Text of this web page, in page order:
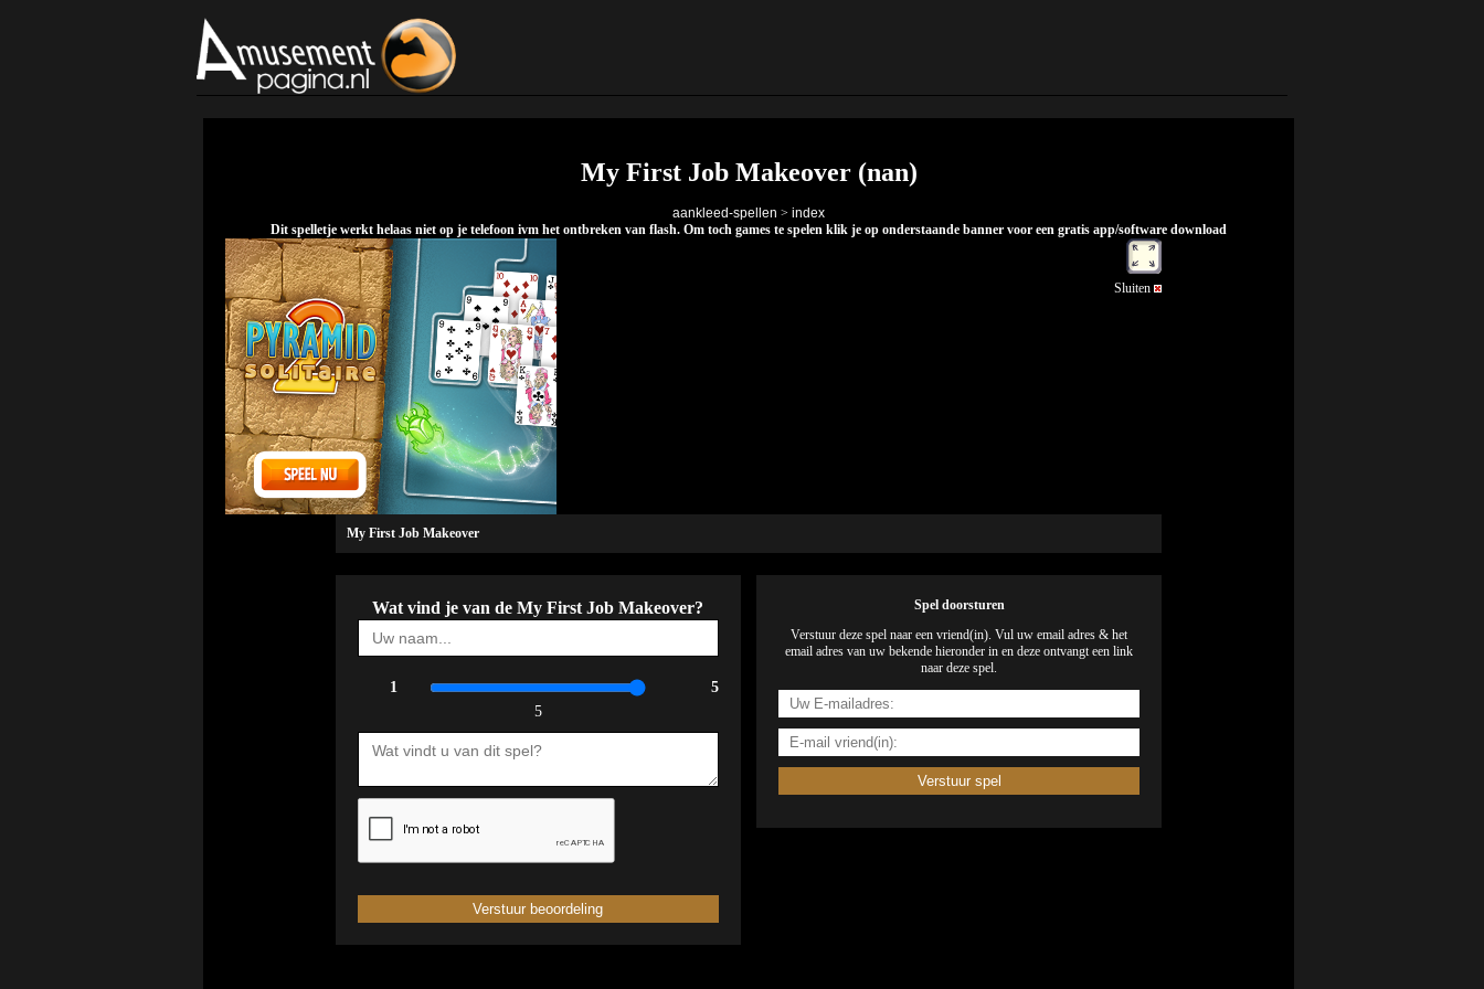
My First Job Makeover (nan)
aankleed-spellen > index
Dit spelletje werkt helaas niet op je telefoon ivm het ontbreken van flash. Om toch games te spelen klik je op onderstaande banner voor een gratis app/software download
Sluiten
My First Job Makeover
Wat vind je van de My First Job Makeover?
1
5
5
Spel doorsturen
Verstuur deze spel naar een vriend(in). Vul uw email adres & het
email adres van uw bekende hieronder in en deze ontvangt een link
naar deze spel.